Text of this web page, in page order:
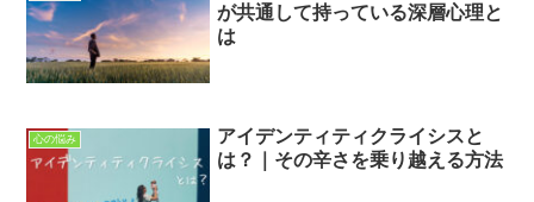
が共通して持っている深層心理と
は
心の悩み
アイデンティティクライシスと
は？｜その辛さを乗り越える方法